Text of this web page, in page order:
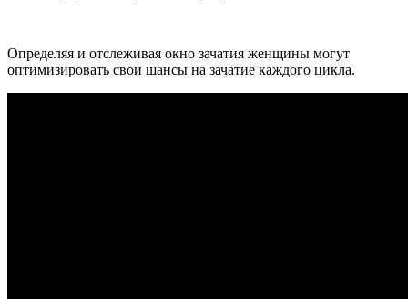
Определяя и отслеживая окно зачатия женщины могут
оптимизировать свои шансы на зачатие каждого цикла.